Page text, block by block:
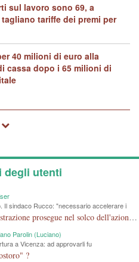
sul lavoro sono 69, a
tagliano tariffe dei premi per
40 milioni di euro alla
cassa dopo i 65 milioni di
degli utenti
Il sindaco Rucco: "necessario accelerare i
Fa piacere sapere che l'attuale amministrazione prosegue nel solco dell'azione iniziata dalla vecchia senza tante polemiche. Come per la mostra al Chiericati, si dimostra che l'amministrazione non deve essere per forza in opposizione a quello che hanno fatto gli altri.
Parolin (Luciano)
a Vicenza: ad approvarli fu
?